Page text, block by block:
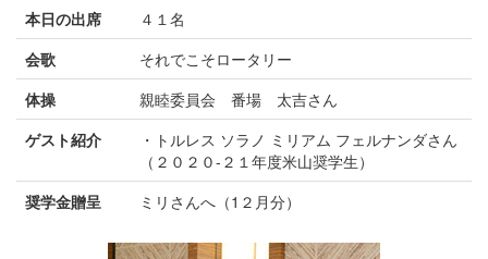
本日の出席
４１名
会歌
それでこそロータリー
体操
親睦委員会 番場 太吉さん
ゲスト紹介
・トルレス ソラノ ミリアム フェルナンダさん
（２０２０-２１年度米山奨学生）
奨学金贈呈
ミリさんへ（1２月分）